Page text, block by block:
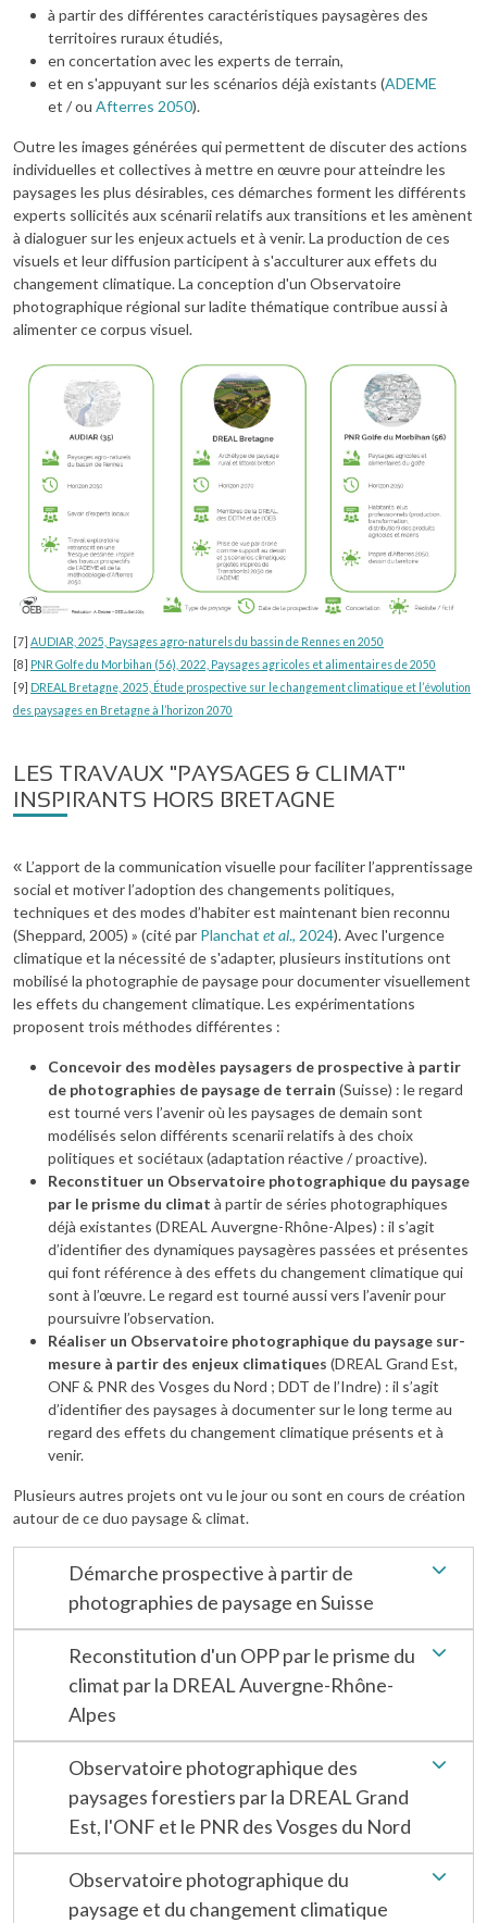
à partir des différentes caractéristiques paysagères des
territoires ruraux étudiés,
en concertation avec les experts de terrain,
et en s'appuyant sur les scénarios déjà existants (ADEME
et / ou Afterres 2050).
Outre les images générées qui permettent de discuter des actions
individuelles et collectives à mettre en œuvre pour atteindre les
paysages les plus désirables, ces démarches forment les différents
experts sollicités aux scénarii relatifs aux transitions et les amènent
à dialoguer sur les enjeux actuels et à venir. La production de ces
visuels et leur diffusion participent à s'acculturer aux effets du
changement climatique. La conception d'un Observatoire
photographique régional sur ladite thématique contribue aussi à
alimenter ce corpus visuel.
[7] AUDIAR, 2025, Paysages agro-naturels du bassin de Rennes en 2050
[8] PNR Golfe du Morbihan (56), 2022, Paysages agricoles et alimentaires de 2050
[9] DREAL Bretagne, 2025, Étude prospective sur le changement climatique et l’évolution
des paysages en Bretagne à l’horizon 2070
LES TRAVAUX "PAYSAGES & CLIMAT"
INSPIRANTS HORS BRETAGNE
« L’apport de la communication visuelle pour faciliter l’apprentissage
social et motiver l’adoption des changements politiques,
techniques et des modes d’habiter est maintenant bien reconnu
(Sheppard, 2005) » (cité par Planchat et al., 2024). Avec l'urgence
climatique et la nécessité de s'adapter, plusieurs institutions ont
mobilisé la photographie de paysage pour documenter visuellement
les effets du changement climatique. Les expérimentations
proposent trois méthodes différentes :
Concevoir des modèles paysagers de prospective à partir
de photographies de paysage de terrain (Suisse) : le regard
est tourné vers l’avenir où les paysages de demain sont
modélisés selon différents scenarii relatifs à des choix
politiques et sociétaux (adaptation réactive / proactive).
Reconstituer un Observatoire photographique du paysage
par le prisme du climat à partir de séries photographiques
déjà existantes (DREAL Auvergne-Rhône-Alpes) : il s’agit
d’identifier des dynamiques paysagères passées et présentes
qui font référence à des effets du changement climatique qui
sont à l’œuvre. Le regard est tourné aussi vers l’avenir pour
poursuivre l’observation.
Réaliser un Observatoire photographique du paysage sur-
mesure à partir des enjeux climatiques (DREAL Grand Est,
ONF & PNR des Vosges du Nord ; DDT de l’Indre) : il s’agit
d’identifier des paysages à documenter sur le long terme au
regard des effets du changement climatique présents et à
venir.
Plusieurs autres projets ont vu le jour ou sont en cours de création
autour de ce duo paysage & climat.
Démarche prospective à partir de
photographies de paysage en Suisse
Reconstitution d'un OPP par le prisme du
climat par la DREAL Auvergne-Rhône-
Alpes
Observatoire photographique des
paysages forestiers par la DREAL Grand
Est, l'ONF et le PNR des Vosges du Nord
Observatoire photographique du
paysage et du changement climatique